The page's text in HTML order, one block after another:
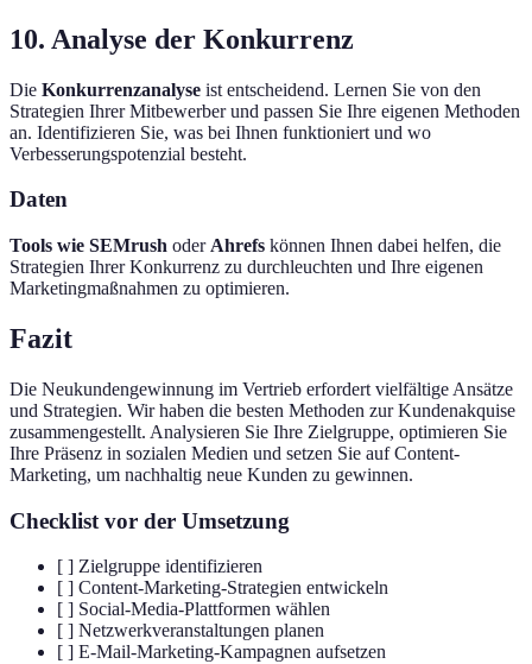
10. Analyse der Konkurrenz
Die Konkurrenzanalyse ist entscheidend. Lernen Sie von den
Strategien Ihrer Mitbewerber und passen Sie Ihre eigenen Methoden
an. Identifizieren Sie, was bei Ihnen funktioniert und wo
Verbesserungspotenzial besteht.
Daten
Tools wie SEMrush oder Ahrefs können Ihnen dabei helfen, die
Strategien Ihrer Konkurrenz zu durchleuchten und Ihre eigenen
Marketingmaßnahmen zu optimieren.
Fazit
Die Neukundengewinnung im Vertrieb erfordert vielfältige Ansätze
und Strategien. Wir haben die besten Methoden zur Kundenakquise
zusammengestellt. Analysieren Sie Ihre Zielgruppe, optimieren Sie
Ihre Präsenz in sozialen Medien und setzen Sie auf Content-
Marketing, um nachhaltig neue Kunden zu gewinnen.
Checklist vor der Umsetzung
[ ] Zielgruppe identifizieren
[ ] Content-Marketing-Strategien entwickeln
[ ] Social-Media-Plattformen wählen
[ ] Netzwerkveranstaltungen planen
[ ] E-Mail-Marketing-Kampagnen aufsetzen